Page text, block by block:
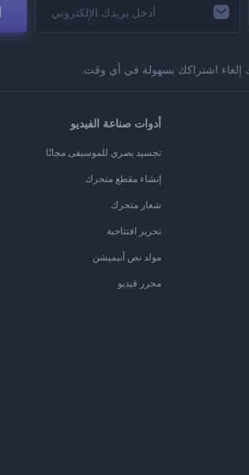
إلغاء اشتراكك بسهولة في أي وقت.
أدوات صناعة الفيديو
تجسيد بصري للموسيقى مجانًا
إنشاء مقطع متحرك
شعار متحرك
تحرير افتتاحية
مولد نص أنيميشن
محرر فيديو